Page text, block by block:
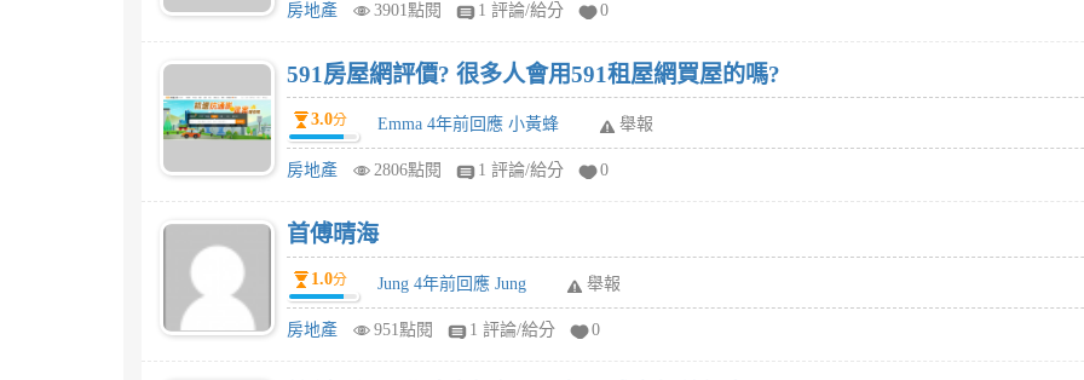
房地產 3901點閱 1 評論/給分 0
591房屋網評價? 很多人會用591租屋網買屋的嗎?
3.0分 Emma 4年前回應 小黃蜂 舉報
房地產 2806點閱 1 評論/給分 0
首傅晴海
1.0分 Jung 4年前回應 Jung 舉報
房地產 951點閱 1 評論/給分 0